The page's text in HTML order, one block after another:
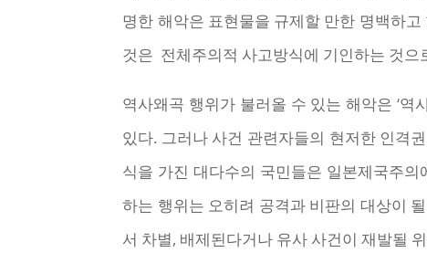
명한 해악은 표현물을 규제할 만한 명백하
것은 전체주의적 사고방식에 기인하는 것
역사왜곡 행위가 불러올 수 있는 해악은 ‘역
있다. 그러나 사건 관련자들의 현저한 인격
식을 가진 대다수의 국민들은 일본제국주
하는 행위는 오히려 공격과 비판의 대상이
서 차별, 배제된다거나 유사 사건이 재발될